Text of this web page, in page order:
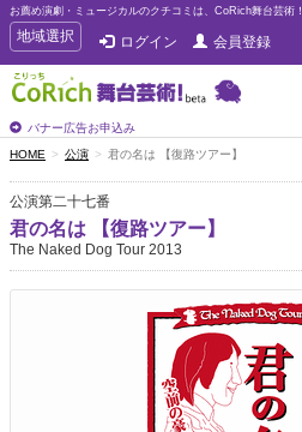
お薦め演劇・ミュージカルのクチコミは、CoRich舞台芸術！
T
o
g
g
e
n
a
v
i
g
a
地域選択 ログイン 会員登録
バナー広告お申込み
HOME 公演 君の名は 【復路ツアー】
公演第二十七番
君の名は 【復路ツアー】
The Naked Dog Tour 2013